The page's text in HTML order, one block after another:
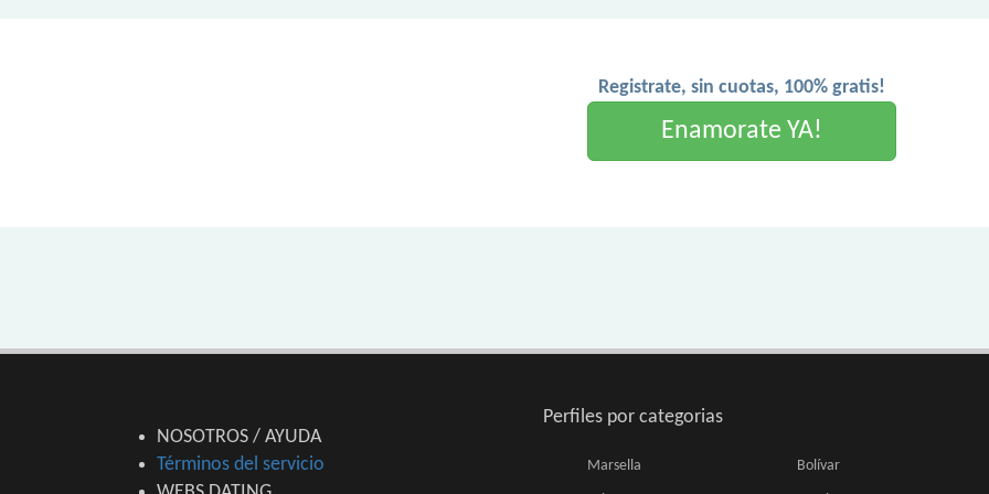
Registrate, sin cuotas, 100% gratis!
Enamorate YA!
NOSOTROS / AYUDA
Términos del servicio
Perfiles por categorias
Marsella Bolívar